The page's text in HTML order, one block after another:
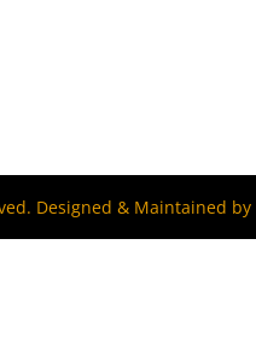
Designed & Maintained by